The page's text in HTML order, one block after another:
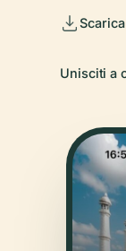
Unisciti a